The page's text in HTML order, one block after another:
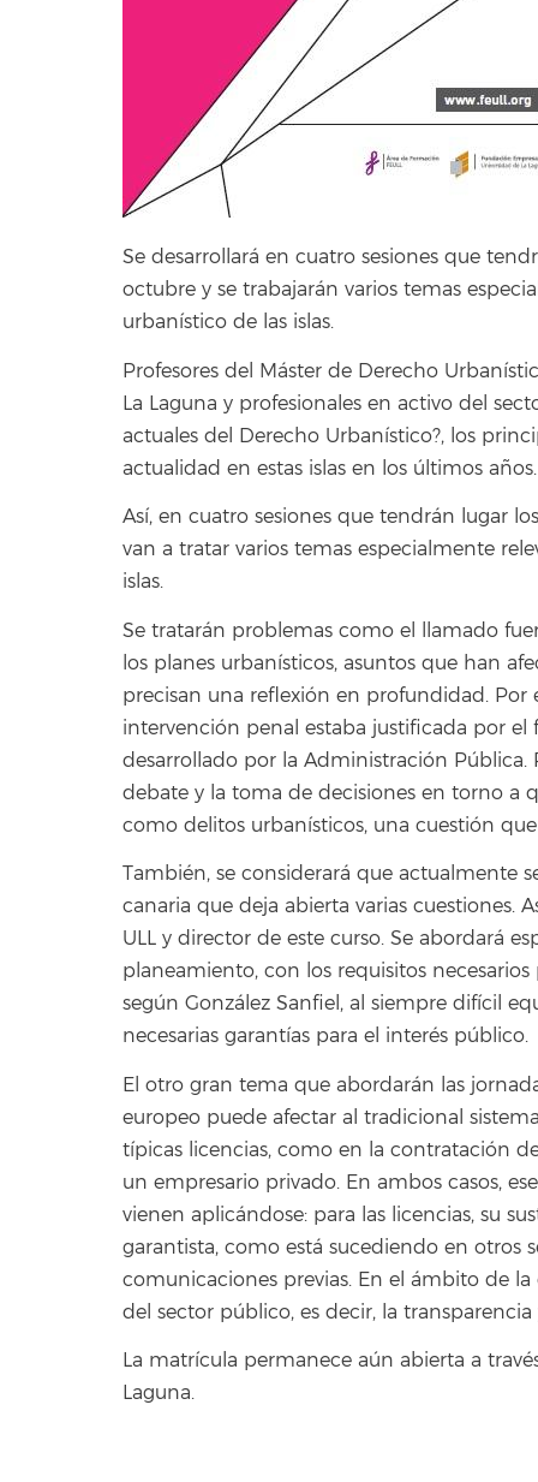
Se desarrollará en cuatro sesiones que
octubre y se trabajarán varios temas
urbanístico de las islas.
Profesores del Máster de Derecho
La Laguna y profesionales en activo del
actuales del Derecho Urbanístico?, los
actualidad en estas islas en los últimos años.
Así, en cuatro sesiones que tendrán lugar
van a tratar varios temas especialmente
islas.
Se tratarán problemas como el llamado
los planes urbanísticos, asuntos que han
precisan una reflexión en profundidad.
intervención penal estaba justificada por
desarrollado por la Administración Pública.
debate y la toma de decisiones en torno a
como delitos urbanísticos, una cuestión
También, se considerará que actualmente
canaria que deja abierta varias cuestiones.
ULL y director de este curso. Se abordará
planeamiento, con los requisitos
según González Sanfiel, al siempre difícil
necesarias garantías para el interés público.
El otro gran tema que abordarán las
europeo puede afectar al tradicional
típicas licencias, como en la contratación
un empresario privado. En ambos casos,
vienen aplicándose: para las licencias, su
garantista, como está sucediendo en otros
comunicaciones previas. En el ámbito de
del sector público, es decir, la
La matrícula permanece aún abierta a
Laguna.